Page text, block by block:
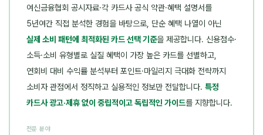
여신금융협회 공시자료·각 카드사 공식 약관·혜택 설명서를
5년여간 직접 분석한 경험을 바탕으로, 단순 혜택 나열이 아닌
실제 소비 패턴에 최적화된 카드 선택 기준을 제공합니다. 신용점수·
소득·소비 유형별로 실질 혜택이 가장 높은 카드를 선별하고,
연회비 대비 수익률 분석부터 포인트·마일리지 극대화 전략까지
소비자 관점에서 정직하고 실용적인 정보만 전달합니다. 특정
카드사 광고·제휴 없이 중립적이고 독립적인 가이드를 지향합니다.
전문 분야